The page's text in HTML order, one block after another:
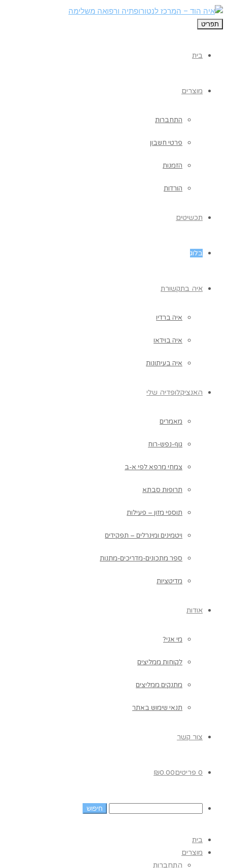
תפריט
בית
מוצרים
התחברות
פרטי חשבון
הזמנות
הורדות
תכשיטים
בלוג
איה בתקשורת
איה ברדיו
איה בוידאו
איה בעיתונות
האנציקלופדיה שלי
מאמרים
גוף-נפש-רוח
צמחי מרפא לפי א-ב
תרופות סבתא
תוספי מזון – פעילות
ויטמינים ומינרלים – תפקידים
ספר מתכונים-מדריכים-מתנות
מדיטציות
אודות
מי אני?
לקוחות ממליצים
מתנקים ממליצים
תנאי שימוש באתר
צור קשר
0 פריטים ₪0.00
בית
מוצרים
התחברות